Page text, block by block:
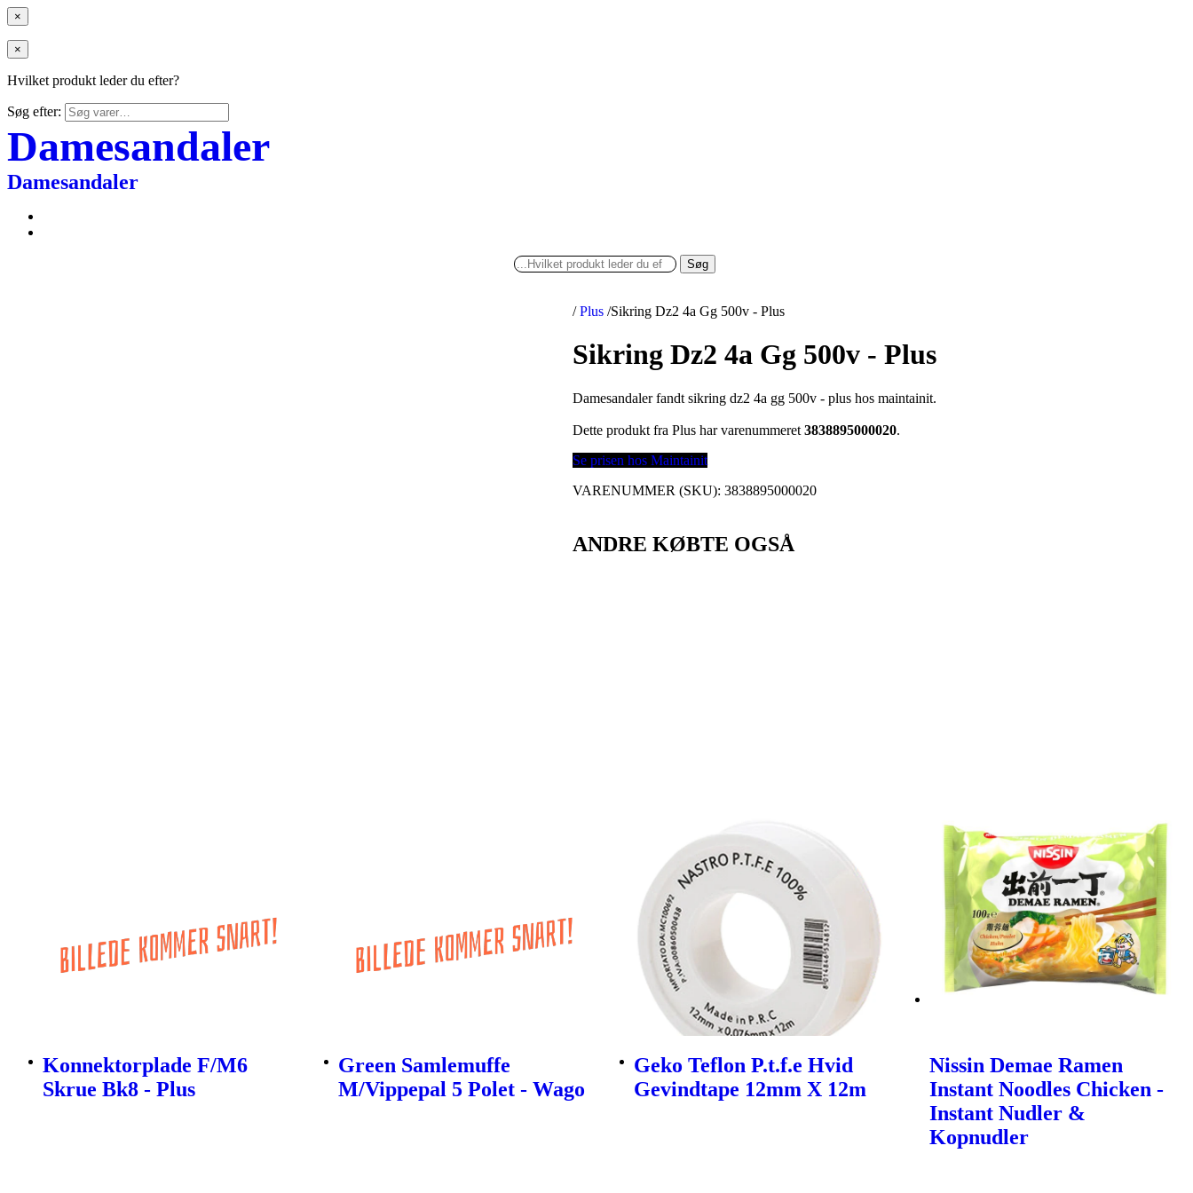
×
×
Hvilket produkt leder du efter?
Søg efter:
Damesandaler
Damesandaler
Søg
/ Plus /Sikring Dz2 4a Gg 500v - Plus
Sikring Dz2 4a Gg 500v - Plus
Damesandaler fandt sikring dz2 4a gg 500v - plus hos maintainit.
Dette produkt fra Plus har varenummeret3838895000020.
Se prisen hos Maintainit
VARENUMMER (SKU):3838895000020
ANDRE KØBTE OGSÅ
Konnektorplade F/M6
Skrue Bk8 - Plus
Green Samlemuffe
M/Vippepal 5 Polet - Wago
Geko Teflon P.t.f.e Hvid
Gevindtape 12mm X 12m
Nissin Demae Ramen
Instant Noodles Chicken -
Instant Nudler &
Kopnudler